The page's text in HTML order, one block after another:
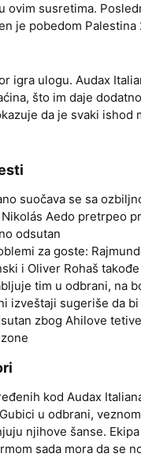
ovim susretima.
je pobedom
igra ulogu. Audax
što im daje
da je svaki ishod
suočava se sa
Aedo pretrpeo
odsutan
za goste:
i Oliver Rohaš
tim u odbrani, na
izveštaji sugeriše da bi
zbog Ahilove
kod Audax
u odbrani,
njihove šanse.
sada mora da se